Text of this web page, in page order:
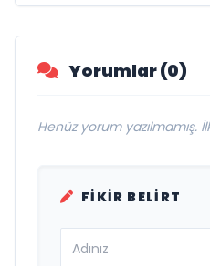
Yorumlar (0)
Henüz yorum yazılmamış.
FIKIR BELIRT